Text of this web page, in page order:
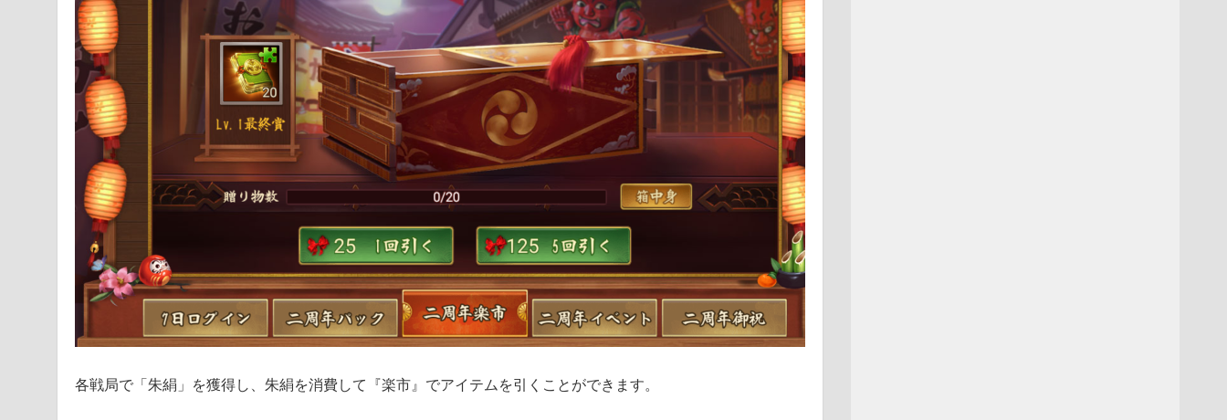
各戦局で「朱絹」を獲得し、朱絹を消費して『楽市』でアイテムを引くことができます。